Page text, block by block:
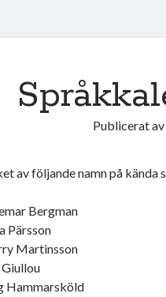
Publicerat av
av följande namn på kända
Bergman
Pärsson
Martinsson
Giullou
Hammarsköld